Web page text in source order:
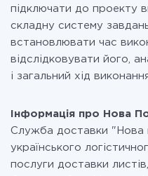
підключати до проекту
складну систему
встановлювати час
відслідковувати його,
і загальний хід
Інформація про Нова
Служба доставки "Нова
українського
послуги доставки